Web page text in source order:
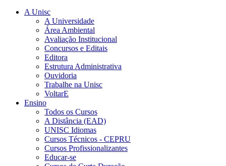
A Unisc
A Universidade
Área Ambiental
Avaliação Institucional
Concursos e Editais
Editora
Estrutura Administrativa
Ouvidoria
Trabalhe na Unisc
VoltarE
Ensino
Todos os Cursos
A Distância (EAD)
UNISC Idiomas
Cursos Técnicos - CEPRU
Cursos Profissionalizantes
Educar-se